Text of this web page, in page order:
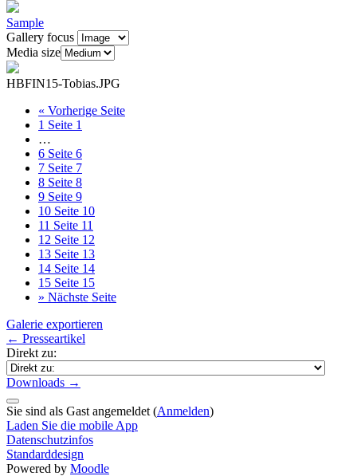
Sample
Gallery focus
Media size
HBFIN15-Tobias.JPG
« Vorherige Seite
1 Seite 1
…
6 Seite 6
7 Seite 7
8 Seite 8
9 Seite 9
10 Seite 10
11 Seite 11
12 Seite 12
13 Seite 13
14 Seite 14
15 Seite 15
» Nächste Seite
Galerie exportieren
← Presseartikel
Direkt zu:
Downloads →
Sie sind als Gast angemeldet (Anmelden)
Laden Sie die mobile App
Datenschutzinfos
Standarddesign
Powered by Moodle